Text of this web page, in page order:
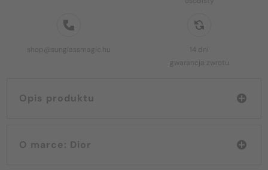
shop@sunglassmagic.hu
14 dni
gwarancja zwrotu
Opis produktu
O marce: Dior